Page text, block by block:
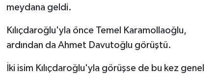
meydana geldi.
Kılıçdaroğlu'yla önce Temel Karamollaoğlu,
ardından da Ahmet Davutoğlu görüştü.
İki isim Kılıçdaroğlu'yla görüşse de bu kez genel